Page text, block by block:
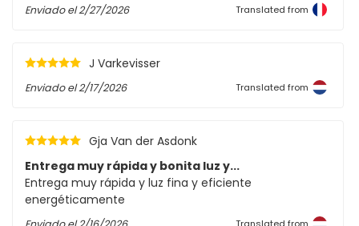
Enviado el2/27/2026 Translated from
J Varkevisser
Enviado el2/17/2026 Translated from
Gja Van der Asdonk
Entrega muy rápida y bonita luz y...
Entrega muy rápida y luz fina y eficiente
energéticamente
Translated from